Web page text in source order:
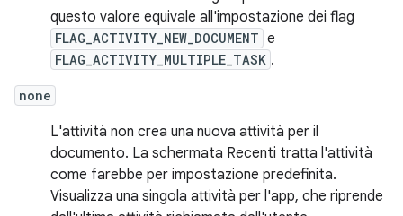
questo valore equivale all'impostazione dei flag
FLAG_ACTIVITY_NEW_DOCUMENT e
FLAG_ACTIVITY_MULTIPLE_TASK .
none
L'attività non crea una nuova attività per il
documento. La schermata Recenti tratta l'attività
come farebbe per impostazione predefinita.
Visualizza una singola attività per l'app, che riprende